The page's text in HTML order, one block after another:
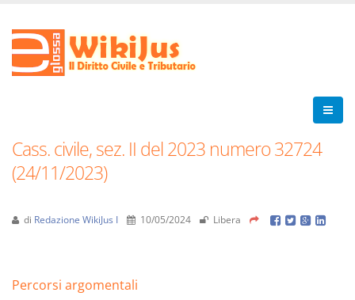
Cass. civile, sez. II del 2023 numero 32724
(24/11/2023)
di Redazione WikiJus I 10/05/2024 Libera
Percorsi argomentali